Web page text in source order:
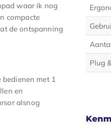
waar ik nog
compacte
de ontspanning
met 1
en
alsnog
Plug